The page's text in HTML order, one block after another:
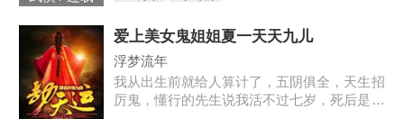
我越强。 自此，张云开启了一条收徒养徒之
百倍返还，你突破到了筑基期巅峰！” “你培养
徒弟修为从筑基期突破，获得千倍返还，你突
破到了金丹期巅峰！” “你培养徒弟修为从金丹
期突破，获得万倍返还，你突破到了元婴期巅
爱上美女鬼姐姐夏一天天九儿
浮梦流年
我从出生前就给人算计了，五阴俱全，天生招
厉鬼，懂行的先生说我活不过七岁，死后是要